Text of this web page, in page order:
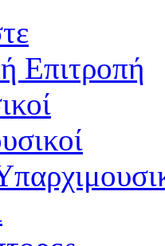
Επιτροπή